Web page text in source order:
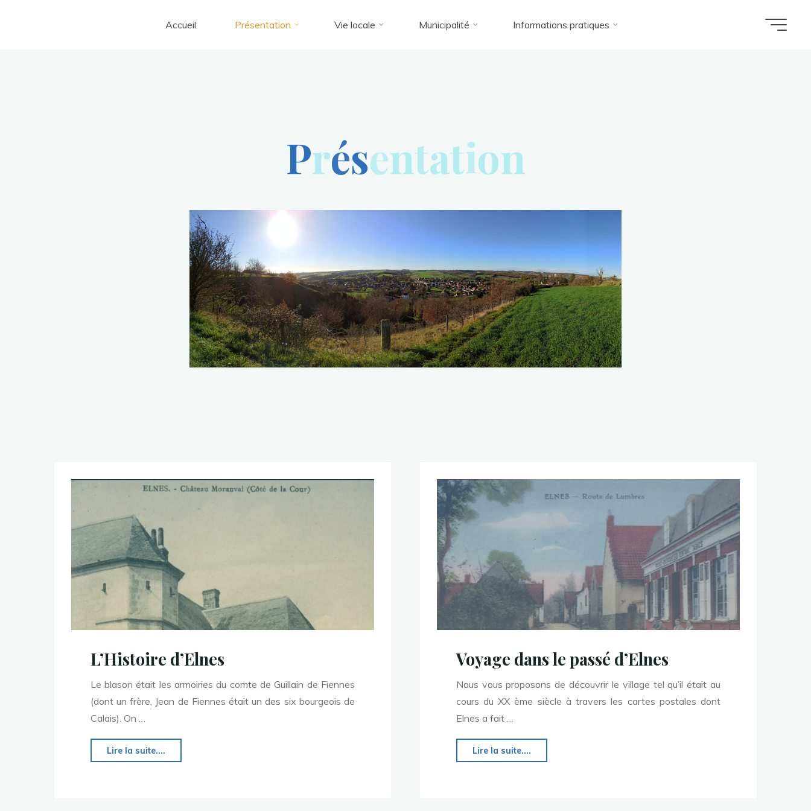
Accueil Présentation Vie locale Municipalité Informations pratiques
Présentation
L’Histoire d’Elnes
Le blason était les armoiries du comte de Guillain de Fiennes
(dont un frère, Jean de Fiennes était un des six bourgeois de
Calais). On …
Lire la suite....
Voyage dans le passé d’Elnes
Nous vous proposons de découvrir le village tel qu’il était au
cours du XX ème siècle à travers les cartes postales dont
Elnes a fait …
Lire la suite....